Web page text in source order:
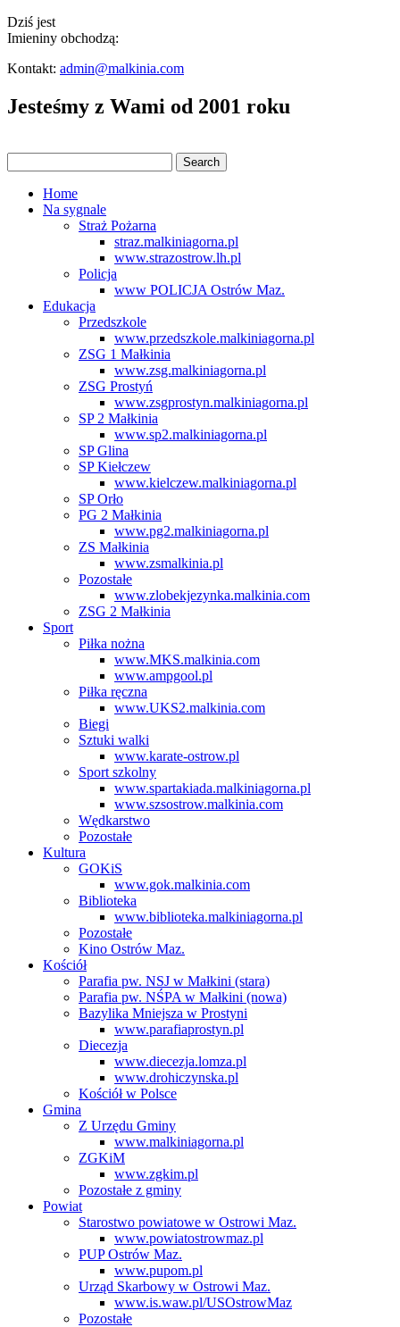
Dziś jest
Imieniny obchodzą:
Kontakt: admin@malkinia.com
Jesteśmy z Wami od 2001 roku
Home
Na sygnale
Straż Pożarna
straz.malkiniagorna.pl
www.strazostrow.lh.pl
Policja
www POLICJA Ostrów Maz.
Edukacja
Przedszkole
www.przedszkole.malkiniagorna.pl
ZSG 1 Małkinia
www.zsg.malkiniagorna.pl
ZSG Prostyń
www.zsgprostyn.malkiniagorna.pl
SP 2 Małkinia
www.sp2.malkiniagorna.pl
SP Glina
SP Kiełczew
www.kielczew.malkiniagorna.pl
SP Orło
PG 2 Małkinia
www.pg2.malkiniagorna.pl
ZS Małkinia
www.zsmalkinia.pl
Pozostałe
www.zlobekjezynka.malkinia.com
ZSG 2 Małkinia
Sport
Piłka nożna
www.MKS.malkinia.com
www.ampgool.pl
Piłka ręczna
www.UKS2.malkinia.com
Biegi
Sztuki walki
www.karate-ostrow.pl
Sport szkolny
www.spartakiada.malkiniagorna.pl
www.szsostrow.malkinia.com
Wędkarstwo
Pozostałe
Kultura
GOKiS
www.gok.malkinia.com
Biblioteka
www.biblioteka.malkiniagorna.pl
Pozostałe
Kino Ostrów Maz.
Kościół
Parafia pw. NSJ w Małkini (stara)
Parafia pw. NŚPA w Małkini (nowa)
Bazylika Mniejsza w Prostyni
www.parafiaprostyn.pl
Diecezja
www.diecezja.lomza.pl
www.drohiczynska.pl
Kościół w Polsce
Gmina
Z Urzędu Gminy
www.malkiniagorna.pl
ZGKiM
www.zgkim.pl
Pozostałe z gminy
Powiat
Starostwo powiatowe w Ostrowi Maz.
www.powiatostrowmaz.pl
PUP Ostrów Maz.
www.pupom.pl
Urząd Skarbowy w Ostrowi Maz.
www.is.waw.pl/USOstrowMaz
Pozostałe